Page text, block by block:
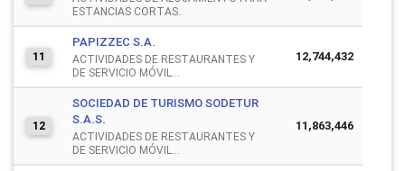
ESTANCIAS CORTAS.
11
PAPIZZEC S.A.
ACTIVIDADES DE RESTAURANTES Y
DE SERVICIO MÓVIL...
12,744,432
12
SOCIEDAD DE TURISMO SODETUR
S.A.S.
ACTIVIDADES DE RESTAURANTES Y
DE SERVICIO MÓVIL...
11,863,446